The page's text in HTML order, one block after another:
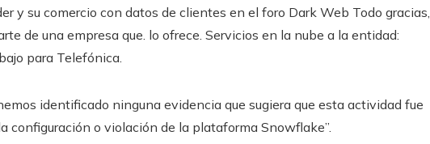
y su comercio con datos de clientes en el foro Dark Web Todo gracias,
de una empresa que. lo ofrece. Servicios en la nube a la entidad:
para Telefónica.
identificado ninguna evidencia que sugiera que esta actividad fue
configuración o violación de la plataforma Snowflake”.